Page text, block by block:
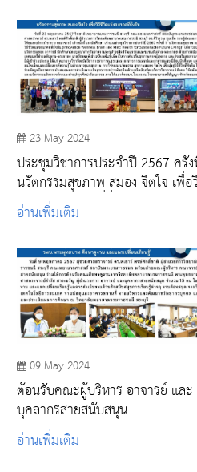
23 May 2024
ประชุมวิชาการประจำปี 2567 ครั้
นวัตกรรมสุขภาพ สมอง จิตใจ เพื่อ
ชีวิตแห่งอนาคตที่ยั่งยืน
อ่านเพิ่มเติม
09 May 2024
ต้อนรับคณะผู้บริหาร อาจารย์ และ
บุคลากรสายสนับสนุน
วพบ.พระพุทธบาท ศึกษาดูงาน และ
เปลี่ยนเรียนรู้
อ่านเพิ่มเติม